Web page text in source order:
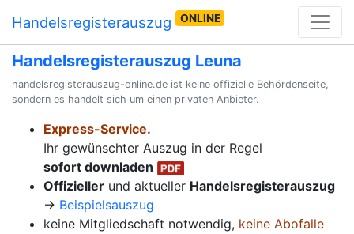
Handelsregisterauszug ONLINE
Handelsregisterauszug Leuna
handelsregisterauszug-online.de ist keine offizielle Behördenseite,
sondern es handelt sich um einen privaten Anbieter.
Express-Service.
Ihr gewünschter Auszug in der Regel
sofort downladen
Offizieller und aktueller Handelsregisterauszug
→ Beispielsauszug
keine Mitgliedschaft notwendig, keine Abofalle